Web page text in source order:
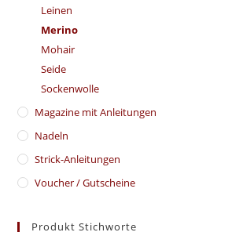
Leinen
Merino
Mohair
Seide
Sockenwolle
Magazine mit Anleitungen
Nadeln
Strick-Anleitungen
Voucher / Gutscheine
Produkt Stichworte